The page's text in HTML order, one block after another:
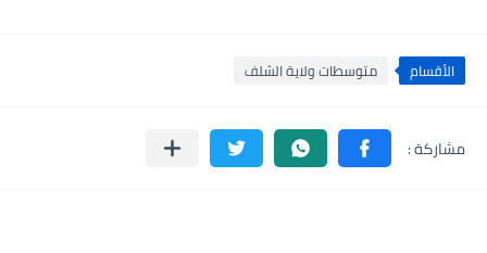
الأقسام متوسطات ولاية الشلف